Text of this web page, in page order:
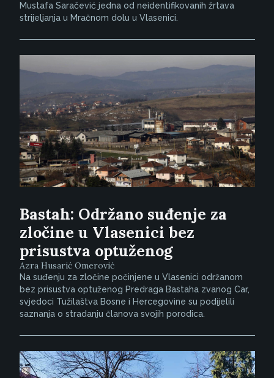
Mustafa Saračević jedna od neidentifikovanih žrtava
strijeljanja u Mračnom dolu u Vlasenici.
Bastah: Održano suđenje za
zločine u Vlasenici bez
prisustva optuženog
Azra Husarić Omerović
Na suđenju za zločine počinjene u Vlasenici održanom
bez prisustva optuženog Predraga Bastaha zvanog Car,
svjedoci Tužilaštva Bosne i Hercegovine su podijelili
saznanja o stradanju članova svojih porodica.